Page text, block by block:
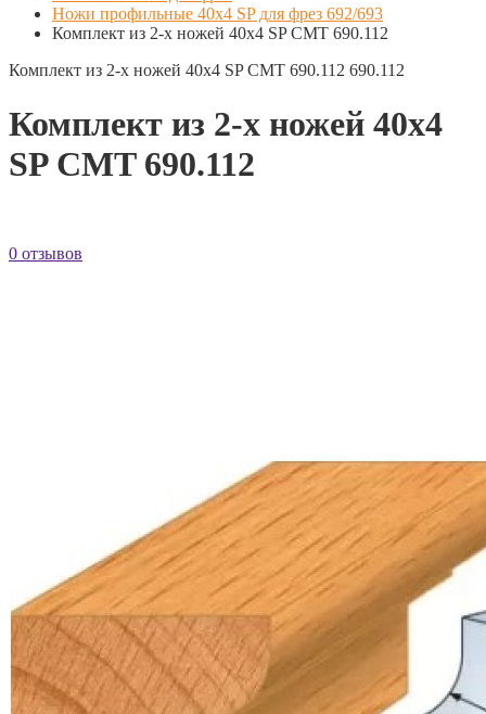
Ножи профильные 40x4 SP для фрез 692/693
Комплект из 2-х ножей 40x4 SP CMT 690.112
Комплект из 2-х ножей 40x4 SP CMT 690.112 690.112
Комплект из 2-х ножей 40x4
SP CMT 690.112
0 отзывов